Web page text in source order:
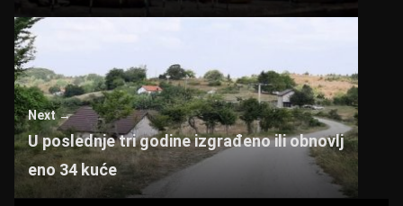
Next →
U poslednje tri godine izgrađeno ili obnovlj
eno 34 kuće